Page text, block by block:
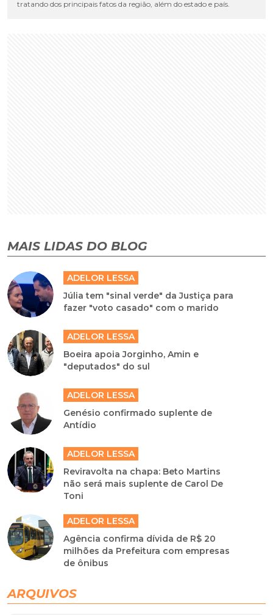
tratando dos principais fatos da região, além do estado e país.
MAIS LIDAS DO BLOG
ADELOR LESSA
Júlia tem "sinal verde" da Justiça para
fazer "voto casado" com o marido
ADELOR LESSA
Boeira apoia Jorginho, Amin e
"deputados" do sul
ADELOR LESSA
Genésio confirmado suplente de
Antídio
ADELOR LESSA
Reviravolta na chapa: Beto Martins
não será mais suplente de Carol De
Toni
ADELOR LESSA
Agência confirma dívida de R$ 20
milhões da Prefeitura com empresas
de ônibus
ARQUIVOS